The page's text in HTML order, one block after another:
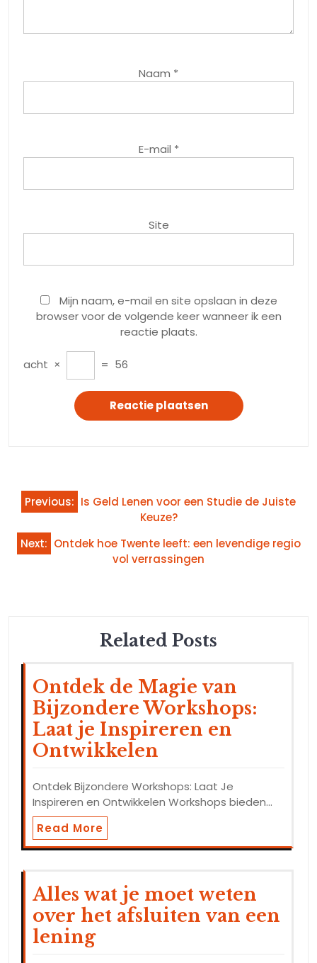
Naam *
E-mail *
Site
Mijn naam, e-mail en site opslaan in deze
browser voor de volgende keer wanneer ik een
reactie plaats.
acht × = 56
Bericht
navigatie
Previous: Is Geld Lenen voor een Studie de Juiste
Keuze?
Next: Ontdek hoe Twente leeft: een levendige regio
vol verrassingen
Related Posts
Ontdek de Magie van
Bijzondere Workshops:
Laat je Inspireren en
Ontwikkelen
Ontdek Bijzondere Workshops: Laat Je
Inspireren en Ontwikkelen Workshops bieden…
Read More
Alles wat je moet weten
over het afsluiten van een
lening